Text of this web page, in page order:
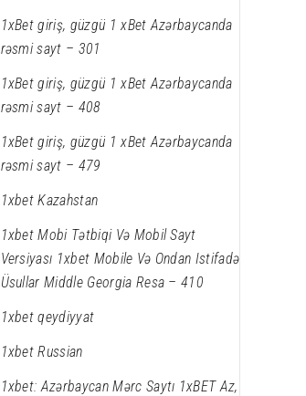
1xBet giriş, güzgü 1 xBet Azərbaycanda
rəsmi sayt – 301
1xBet giriş, güzgü 1 xBet Azərbaycanda
rəsmi sayt – 408
1xBet giriş, güzgü 1 xBet Azərbaycanda
rəsmi sayt – 479
1xbet Kazahstan
1xbet Mobi Tətbiqi Və Mobil Sayt
Versiyası 1xbet Mobile Və Ondan Istifadə
Üsullar Middle Georgia Resa – 410
1xbet qeydiyyat
1xbet Russian
1xbet: Azərbaycan Mərc Saytı 1xBET Az,